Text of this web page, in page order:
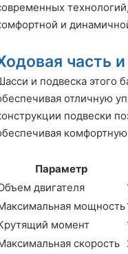
и
часть
и подвеска этого
отличную
подвески
Параметр
двигателя
мощность
момент
скорость